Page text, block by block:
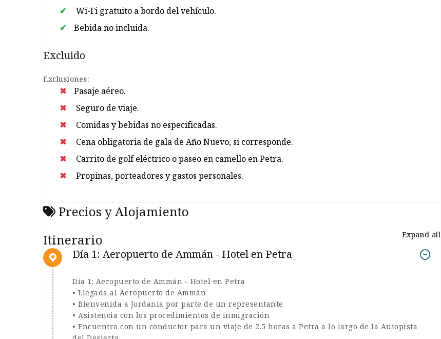
Wi-Fi gratuito a bordo del vehículo.
Bebida no incluida.
Excluido
Exclusiones:
Pasaje aéreo.
Seguro de viaje.
Comidas y bebidas no especificadas.
Cena obligatoria de gala de Año Nuevo, si corresponde.
Carrito de golf eléctrico o paseo en camello en Petra.
Propinas, porteadores y gastos personales.
Precios y Alojamiento
Itinerario
Expand all
Día 1: Aeropuerto de Ammán - Hotel en Petra
Día 1: Aeropuerto de Ammán - Hotel en Petra
• Llegada al Aeropuerto de Ammán
• Bienvenida a Jordania por parte de un representante
• Asistencia con los procedimientos de inmigración
• Encuentro con un conductor para un viaje de 2.5 horas a Petra a lo largo de la Autopista